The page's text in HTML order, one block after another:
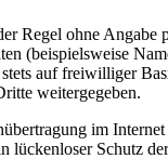
Regel ohne Angabe
(beispielsweise
auf freiwilliger
weitergegeben.
im
lückenloser Schutz